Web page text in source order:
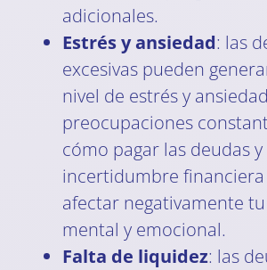
adicionales.
Estrés y ansiedad: las
excesivas pueden
nivel de estrés y
preocupaciones
cómo pagar las deudas y
incertidumbre
afectar negativamente
mental y emocional.
Falta de liquidez: las